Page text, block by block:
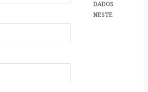
DADOS
NESTE